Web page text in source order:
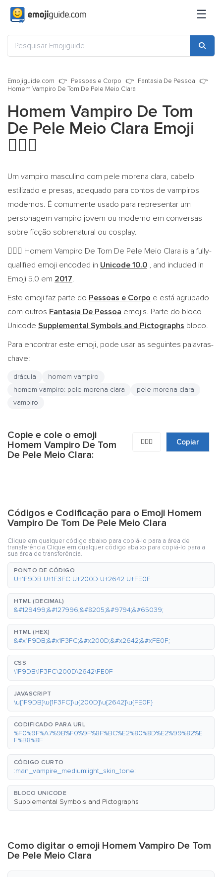
☰
Emojiguide.com Pessoas e Corpo
Fantasia De Pessoa
Homem Vampiro De Tom De Pele Meio Clara
Homem Vampiro De Tom
De Pele Meio Clara Emoji
🧛🏼‍♂️
Um vampiro masculino com pele morena clara, cabelo
estilizado e presas, adequado para contos de vampiros
modernos. É comumente usado para representar um
personagem vampiro jovem ou moderno em conversas
sobre ficção sobrenatural ou cosplay.
🧛🏼‍♂️ Homem Vampiro De Tom De Pele Meio Clara is a fully-
qualified emoji encoded in Unicode 10.0 , and included in
Emoji 5.0 em 2017.
Este emoji faz parte do Pessoas e Corpo e está agrupado
com outros Fantasia De Pessoa emojis. Parte do bloco
Unicode Supplemental Symbols and Pictographs bloco.
Para encontrar este emoji, pode usar as seguintes palavras-
chave:
drácula
homem vampiro
homem vampiro: pele morena clara
pele morena clara
vampiro
Copie e cole o emoji
Homem Vampiro De Tom
De Pele Meio Clara:
🧛🏼‍♂️ Copiar
Códigos e Codificação para o Emoji Homem
Vampiro De Tom De Pele Meio Clara
Clique em qualquer código abaixo para copiá-lo para a área de
transferência.Clique em qualquer código abaixo para copiá-lo para a
sua área de transferência.
PONTO DE CÓDIGO
U+1F9DB U+1F3FC U+200D U+2642 U+FE0F
HTML (DECIMAL)
&#129499;&#127996;&#8205;&#9794;&#65039;
HTML (HEX)
&#x1F9DB;&#x1F3FC;&#x200D;&#x2642;&#xFE0F;
CSS
\1F9DB\1F3FC\200D\2642\FE0F
JAVASCRIPT
\u{1F9DB}\u{1F3FC}\u{200D}\u{2642}\u{FE0F}
CODIFICADO PARA URL
%F0%9F%A7%9B%F0%9F%8F%BC%E2%80%8D%E2%99%82%E
F%B8%8F
CÓDIGO CURTO
:man_vampire_mediumlight_skin_tone:
BLOCO UNICODE
Supplemental Symbols and Pictographs
Como digitar o emoji Homem Vampiro De Tom
De Pele Meio Clara